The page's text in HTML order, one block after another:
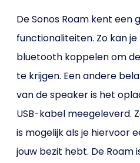
De Sonos Roam kent een
functionaliteiten. Zo kan
bluetooth koppelen om
te krijgen. Een andere
van de speaker is het
USB-kabel meegeleverd.
is mogelijk als je hiervoor
jouw bezit hebt. De Roam